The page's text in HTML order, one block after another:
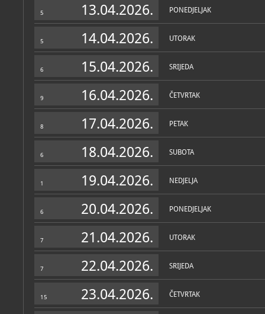
5 13.04.2026. PONEDJELJAK
5 14.04.2026. UTORAK
6 15.04.2026. SRIJEDA
9 16.04.2026. ČETVRTAK
8 17.04.2026. PETAK
6 18.04.2026. SUBOTA
1 19.04.2026. NEDJELJA
6 20.04.2026. PONEDJELJAK
7 21.04.2026. UTORAK
7 22.04.2026. SRIJEDA
15 23.04.2026. ČETVRTAK
preradi mlijeka i obradi